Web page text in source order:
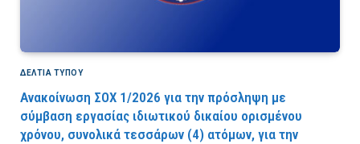
ΔΕΛΤΙΑ ΤΥΠΟΥ
Ανακοίνωση ΣΟΧ 1/2026 για την πρόσληψη με
σύμβαση εργασίας ιδιωτικού δικαίου ορισμένου
χρόνου, συνολικά τεσσάρων (4) ατόμων, για την